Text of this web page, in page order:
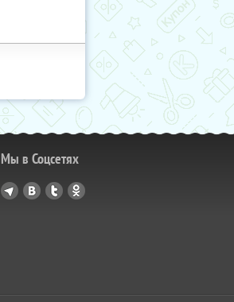
Мы в Соцсетях